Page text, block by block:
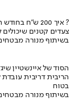
איך 200 ש"ח בחודש הופכים ל140 אלף ?
צעדים קטנים שיכולים
בשיתוף מנורה
הסוד של איינשטיין
הריבית דריבית
בטוח
בשיתוף מנורה